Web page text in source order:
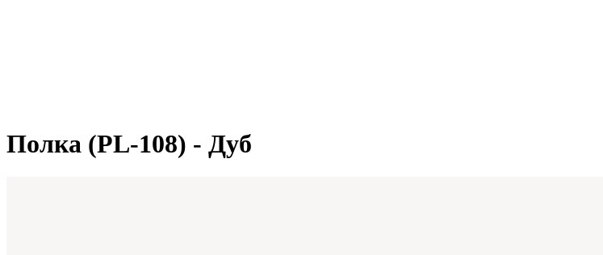
Полка (PL-108) - Дуб